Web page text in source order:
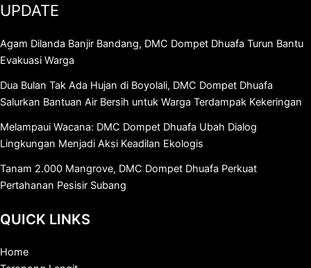
UPDATE
Agam Dilanda Banjir Bandang, DMC Dompet Dhuafa Turun Bantu
Evakuasi Warga
Dua Bulan Tak Ada Hujan di Boyolali, DMC Dompet Dhuafa
Salurkan Bantuan Air Bersih untuk Warga Terdampak Kekeringan
Melampaui Wacana: DMC Dompet Dhuafa Ubah Dialog
Lingkungan Menjadi Aksi Keadilan Ekologis
Tanam 2.000 Mangrove, DMC Dompet Dhuafa Perkuat
Pertahanan Pesisir Subang
QUICK LINKS
Home